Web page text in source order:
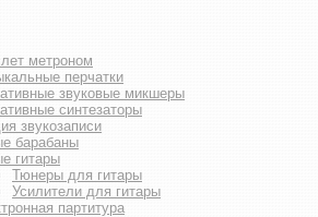
метроном
перчатки
звуковые микшеры
синтезаторы
звукозаписи
барабаны
гитары
Тюнеры для гитары
Усилители для гитары
партитура